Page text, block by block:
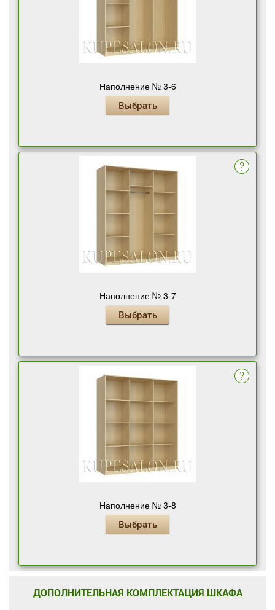
Наполнение № 3-6
Выбрать
Наполнение № 3-7
Выбрать
Наполнение № 3-8
Выбрать
ДОПОЛНИТЕЛЬНАЯ КОМПЛЕКТАЦИЯ ШКАФА